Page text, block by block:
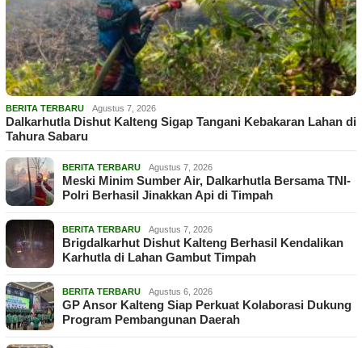
BERITA TERBARU Agustus 7, 2026
Dalkarhutla Dishut Kalteng Sigap Tangani Kebakaran Lahan di
Tahura Sabaru
BERITA TERBARU Agustus 7, 2026
Meski Minim Sumber Air, Dalkarhutla Bersama TNI-
Polri Berhasil Jinakkan Api di Timpah
BERITA TERBARU Agustus 7, 2026
Brigdalkarhut Dishut Kalteng Berhasil Kendalikan
Karhutla di Lahan Gambut Timpah
BERITA TERBARU Agustus 6, 2026
GP Ansor Kalteng Siap Perkuat Kolaborasi Dukung
Program Pembangunan Daerah